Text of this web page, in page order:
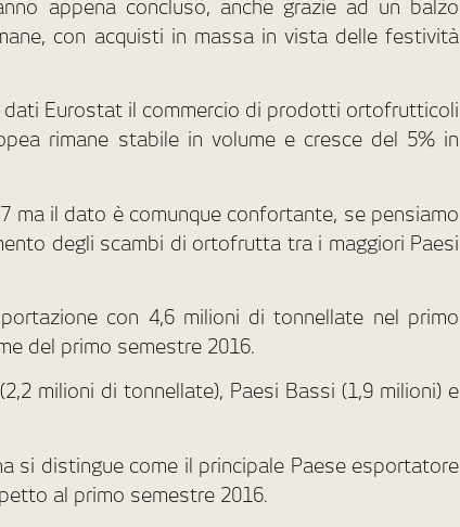
appena concluso, anche grazie ad un balzo
con acquisti in massa in vista delle festività
dati Eurostat il commercio di prodotti ortofrutticoli
rimane stabile in volume e cresce del 5% in
ma il dato è comunque confortante, se pensiamo
degli scambi di ortofrutta tra i maggiori Paesi
con 4,6 milioni di tonnellate nel primo
del primo semestre 2016.
milioni di tonnellate), Paesi Bassi (1,9 milioni) e
si distingue come il principale Paese esportatore
al primo semestre 2016.